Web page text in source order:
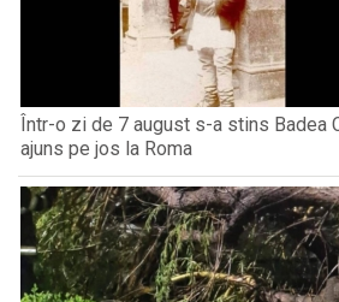
Într-o zi de 7 august s-a stins Badea
ajuns pe jos la Roma